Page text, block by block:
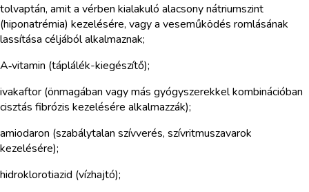
tolvaptán, amit a vérben kialakuló alacsony nátriumszint
(hiponatrémia) kezelésére, vagy a veseműködés romlásának
lassítása céljából alkalmaznak;
A‑vitamin (táplálék-kiegészítő);
ivakaftor (önmagában vagy más gyógyszerekkel kombinációban
cisztás fibrózis kezelésére alkalmazzák);
amiodaron (szabálytalan szívverés, szívritmuszavarok
kezelésére);
hidroklorotiazid (vízhajtó);